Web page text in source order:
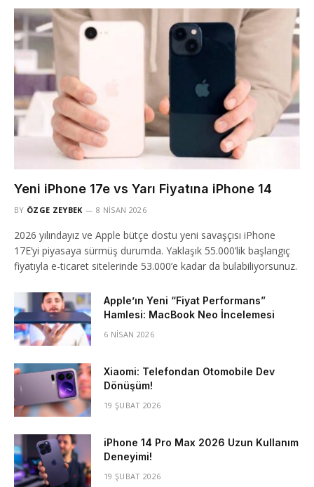
Yeni iPhone 17e vs Yarı Fiyatına iPhone 14
BY ÖZGE ZEYBEK 8 NISAN 2026
2026 yılındayız ve Apple bütçe dostu yeni savaşçısı iPhone
17E’yi piyasaya sürmüş durumda. Yaklaşık 55.000’lik başlangıç
fiyatıyla e-ticaret sitelerinde 53.000’e kadar da bulabiliyorsunuz.
Apple’ın Yeni “Fiyat Performans”
Hamlesi: MacBook Neo İncelemesi
6 NISAN 2026
Xiaomi: Telefondan Otomobile Dev
Dönüşüm!
19 ŞUBAT 2026
iPhone 14 Pro Max 2026 Uzun Kullanım
Deneyimi!
19 ŞUBAT 2026